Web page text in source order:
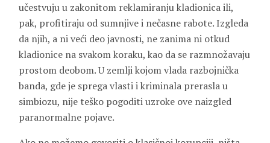
učestvuju u zakonitom reklamiranju kladionica ili,
pak, profitiraju od sumnjive i nečasne rabote. Izgleda
da njih, a ni veći deo javnosti, ne zanima ni otkud
kladionice na svakom koraku, kao da se razmnožavaju
prostom deobom. U zemlji kojom vlada razbojnička
banda, gde je sprega vlasti i kriminala prerasla u
simbiozu, nije teško pogoditi uzroke ove naizgled
paranormalne pojave.